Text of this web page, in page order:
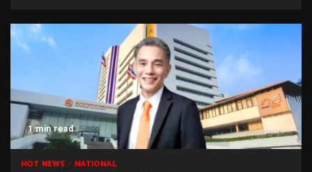
1 min read
HOT NEWS NATIONAL